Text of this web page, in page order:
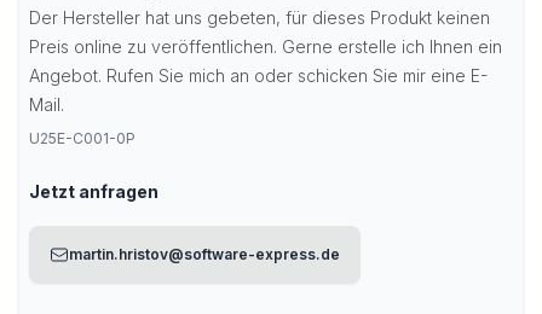
Der Hersteller hat uns gebeten, für dieses Produkt keinen
Preis online zu veröffentlichen. Gerne erstelle ich Ihnen ein
Angebot. Rufen Sie mich an oder schicken Sie mir eine E-
Mail.
U25E-C001-0P
Jetzt anfragen
martin.hristov@software-express.de